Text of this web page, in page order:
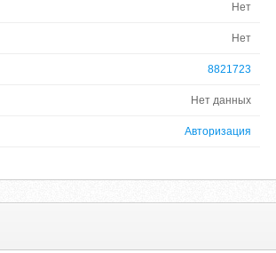
Нет
Нет
8821723
Нет данных
Авторизация